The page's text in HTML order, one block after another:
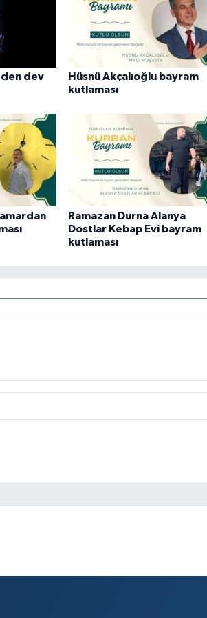
dev
Hüsnü Akçalıoğlu bayram
kutlaması
Ramazan Durna Alanya
Dostlar Kebap Evi bayram
kutlaması